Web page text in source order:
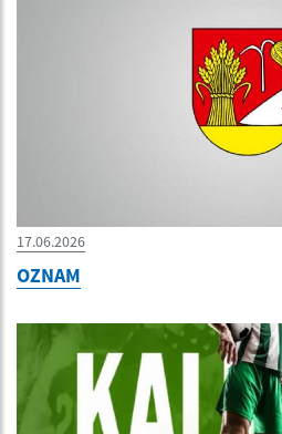
17.06.2026
OZNAM